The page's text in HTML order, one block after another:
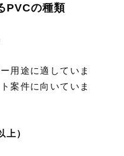
PVCの種類
用途に適していま
案件に向いていま
）